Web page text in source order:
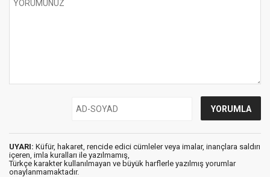
UYARI: Küfür, hakaret, rencide edici cümleler veya imalar, inançlara saldırı
içeren, imla kuralları ile yazılmamış,
Türkçe karakter kullanılmayan ve büyük harflerle yazılmış yorumlar
onaylanmamaktadır.